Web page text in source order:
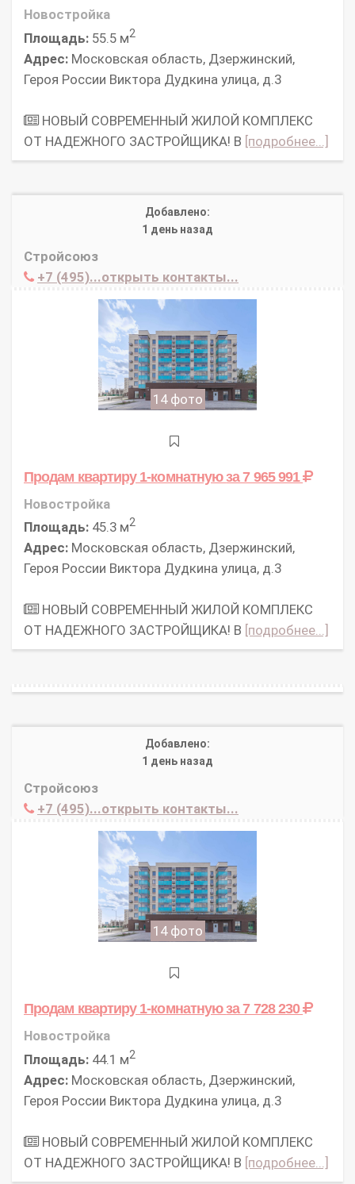
Новостройка
Площадь: 55.5 м2
Адрес: Московская область, Дзержинский,
Героя России Виктора Дудкина улица, д.3
НОВЫЙ СОВРЕМЕННЫЙ ЖИЛОЙ КОМПЛЕКС
ОТ НАДЕЖНОГО ЗАСТРОЙЩИКА! В [подробнее...]
Добавлено:
1 день назад
Стройсоюз
+7 (495)...открыть контакты...
14 фото
Продам квартиру 1-комнатнуюза 7 965 991
Новостройка
Площадь: 45.3 м2
Адрес: Московская область, Дзержинский,
Героя России Виктора Дудкина улица, д.3
НОВЫЙ СОВРЕМЕННЫЙ ЖИЛОЙ КОМПЛЕКС
ОТ НАДЕЖНОГО ЗАСТРОЙЩИКА! В [подробнее...]
Добавлено:
1 день назад
Стройсоюз
+7 (495)...открыть контакты...
14 фото
Продам квартиру 1-комнатнуюза 7 728 230
Новостройка
Площадь: 44.1 м2
Адрес: Московская область, Дзержинский,
Героя России Виктора Дудкина улица, д.3
НОВЫЙ СОВРЕМЕННЫЙ ЖИЛОЙ КОМПЛЕКС
ОТ НАДЕЖНОГО ЗАСТРОЙЩИКА! В [подробнее...]